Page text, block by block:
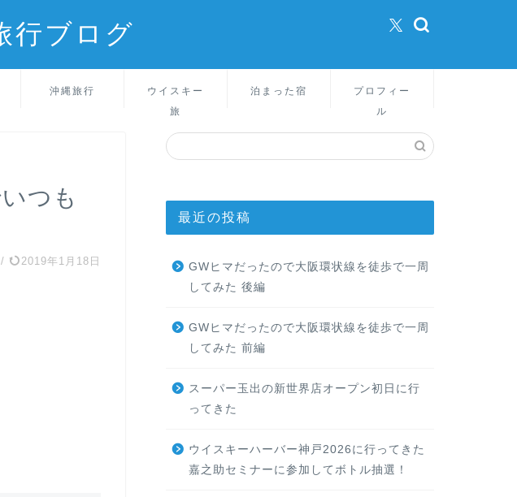
行ブログ
沖縄旅行
ウイスキー
旅
泊まった宿
プロフィー
ル
つも
/ 2019年1月18日
最近の投稿
GWヒマだったので大阪環状線を徒歩で一周
してみた 後編
GWヒマだったので大阪環状線を徒歩で一周
してみた 前編
スーパー玉出の新世界店オープン初日に行
ってきた
ウイスキーハーバー神戸2026に行ってきた
嘉之助セミナーに参加してボトル抽選！